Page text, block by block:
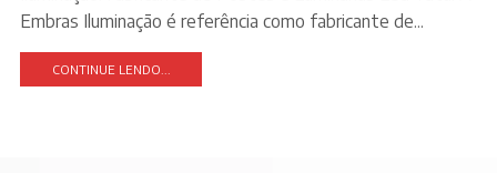
Embras Iluminação é referência como fabricante de...
CONTINUE LENDO...